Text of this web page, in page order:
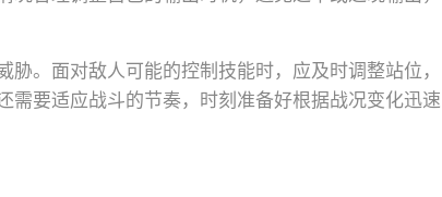
。面对敌人可能的控制技能时，应及时调整站位，
要适应战斗的节奏，时刻准备好根据战况变化迅速